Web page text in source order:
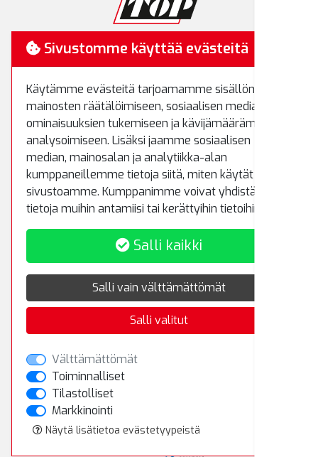
RemaTipTop
01510 Vantaa
Puh.(09) 8700 520
Fax.(09) 8700 522
rematiptop@rematiptop.fi
Myynti ja varasto
Koivuhaantie 5
01510 Vantaa
Puh.(09) 8700 5233
Rekisteriseloste
Toimitusehdot
© 2023 Rema Tip Top Oy
Sivustomme käyttää evästeitä
Käytämme evästeitä tarjoamamme sisällön ja
mainosten räätälöimiseen, sosiaalisen median
ominaisuuksien tukemiseen ja kävijämäärämme
analysoimiseen. Lisäksi jaamme sosiaalisen
median, mainosalan ja analytiikka-alan
kumppaneillemme tietoja siitä, miten käytät
sivustoamme. Kumppanimme voivat yhdistää näitä
tietoja muihin antamiisi tai kerättyihin tietoihin.
Salli kaikki
Salli vain välttämättömät
Salli valitut
Välttämättömät
Toiminnalliset
Tilastolliset
Markkinointi
Näytä lisätietoa evästetyypeistä